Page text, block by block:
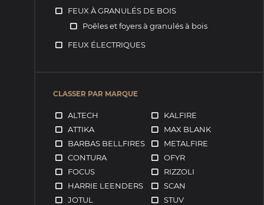
FEUX À GRANULÉS DE BOIS
Poêles et foyers à granulés à bois
FEUX ÉLECTRIQUES
CLASSER PAR MARQUE
ALTECH
ATTIKA
BARBAS BELLFIRES
CONTURA
FOCUS
HARRIE LEENDERS
JOTUL
KALFIRE
MAX BLANK
METALFIRE
OFYR
RIZZOLI
SCAN
STUV